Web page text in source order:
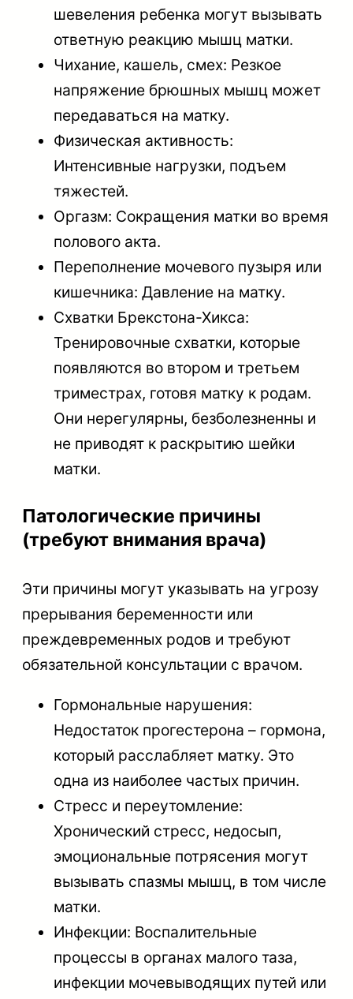
шевеления ребенка могут вызывать
ответную реакцию мышц матки.
Чихание, кашель, смех: Резкое
напряжение брюшных мышц может
передаваться на матку.
Физическая активность:
Интенсивные нагрузки, подъем
тяжестей.
Оргазм: Сокращения матки во время
полового акта.
Переполнение мочевого пузыря или
кишечника: Давление на матку.
Схватки Брекстона-Хикса:
Тренировочные схватки, которые
появляются во втором и третьем
триместрах, готовя матку к родам.
Они нерегулярны, безболезненны и
не приводят к раскрытию шейки
матки.
Патологические причины
(требуют внимания врача)
Эти причины могут указывать на угрозу
прерывания беременности или
преждевременных родов и требуют
обязательной консультации с врачом.
Гормональные нарушения:
Недостаток прогестерона – гормона,
который расслабляет матку. Это
одна из наиболее частых причин.
Стресс и переутомление:
Хронический стресс, недосып,
эмоциональные потрясения могут
вызывать спазмы мышц, в том числе
матки.
Инфекции: Воспалительные
процессы в органах малого таза,
инфекции мочевыводящих путей или